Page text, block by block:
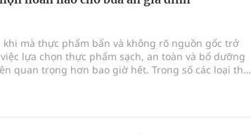
Nhân Sâm (Panax Spp.): Tổng
mà thực phẩm bẩn và không rõ nguồn gốc trở
lựa chọn thực phẩm sạch, an toàn và bổ dưỡng
quan trọng hơn bao giờ hết. Trong số các loại thực